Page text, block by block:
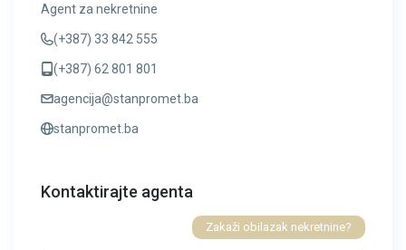
Agent za nekretnine
(+387) 33 842 555
(+387) 62 801 801
agencija@stanpromet.ba
stanpromet.ba
Kontaktirajte agenta
Zakaži obilazak nekretnine?